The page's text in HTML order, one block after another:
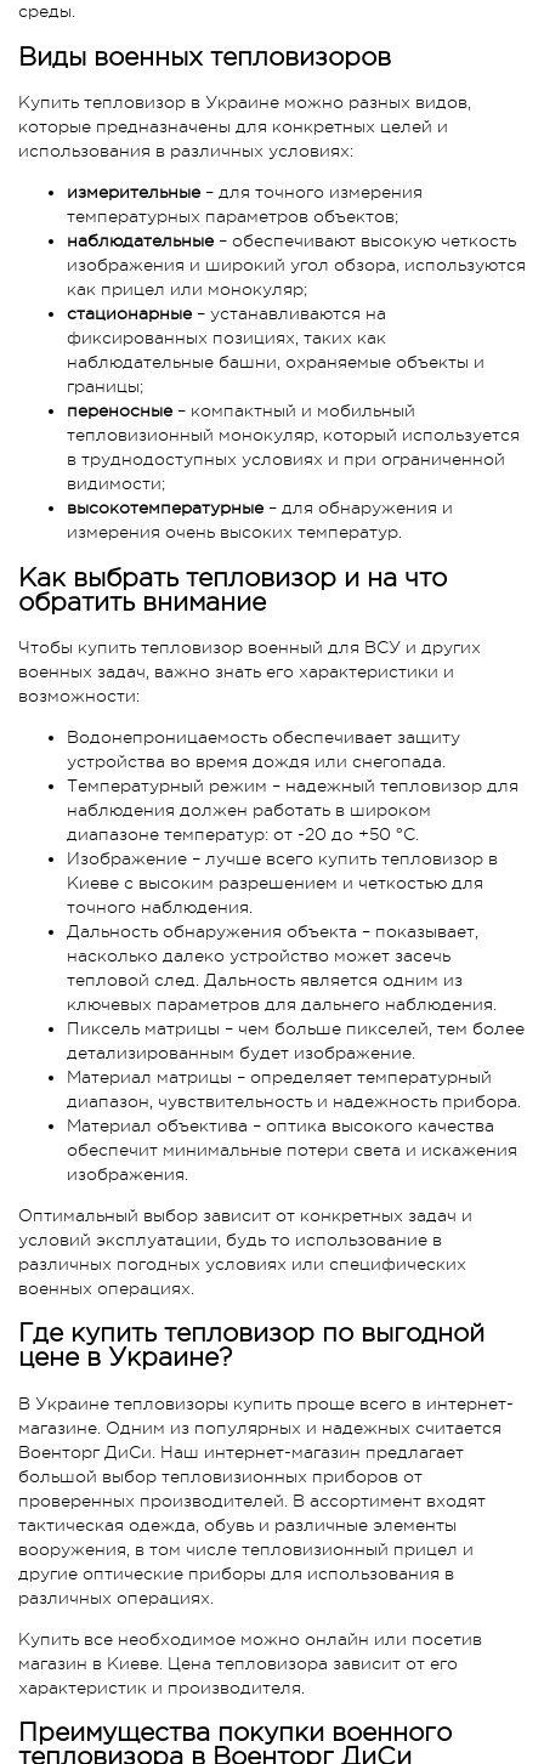
среды.
Виды военных тепловизоров
Купить тепловизор в Украине можно разных видов,
которые предназначены для конкретных целей и
использования в различных условиях:
измерительные – для точного измерения
температурных параметров объектов;
наблюдательные – обеспечивают высокую четкость
изображения и широкий угол обзора, используются
как прицел или монокуляр;
стационарные – устанавливаются на
фиксированных позициях, таких как
наблюдательные башни, охраняемые объекты и
границы;
переносные – компактный и мобильный
тепловизионный монокуляр, который используется
в труднодоступных условиях и при ограниченной
видимости;
высокотемпературные – для обнаружения и
измерения очень высоких температур.
Как выбрать тепловизор и на что
обратить внимание
Чтобы купить тепловизор военный для ВСУ и других
военных задач, важно знать его характеристики и
возможности:
Водонепроницаемость обеспечивает защиту
устройства во время дождя или снегопада.
Температурный режим – надежный тепловизор для
наблюдения должен работать в широком
диапазоне температур: от -20 до +50 °C.
Изображение – лучше всего купить тепловизор в
Киеве с высоким разрешением и четкостью для
точного наблюдения.
Дальность обнаружения объекта – показывает,
насколько далеко устройство может засечь
тепловой след. Дальность является одним из
ключевых параметров для дальнего наблюдения.
Пиксель матрицы – чем больше пикселей, тем более
детализированным будет изображение.
Материал матрицы – определяет температурный
диапазон, чувствительность и надежность прибора.
Материал объектива – оптика высокого качества
обеспечит минимальные потери света и искажения
изображения.
Оптимальный выбор зависит от конкретных задач и
условий эксплуатации, будь то использование в
различных погодных условиях или специфических
военных операциях.
Где купить тепловизор по выгодной
цене в Украине?
В Украине тепловизоры купить проще всего в интернет-
магазине. Одним из популярных и надежных считается
Военторг ДиСи. Наш интернет-магазин предлагает
большой выбор тепловизионных приборов от
проверенных производителей. В ассортимент входят
тактическая одежда, обувь и различные элементы
вооружения, в том числе тепловизионный прицел и
другие оптические приборы для использования в
различных операциях.
Купить все необходимое можно онлайн или посетив
магазин в Киеве. Цена тепловизора зависит от его
характеристик и производителя.
Преимущества покупки военного
тепловизора в Военторг ДиСи